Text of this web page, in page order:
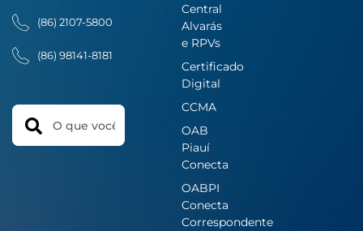
(86) 2107-5800
(86) 98141-8181
Search
Central
Alvarás
e RPVs
Certificado
Digital
CCMA
OAB
Piauí
Conecta
OABPI
Conecta
Correspondente